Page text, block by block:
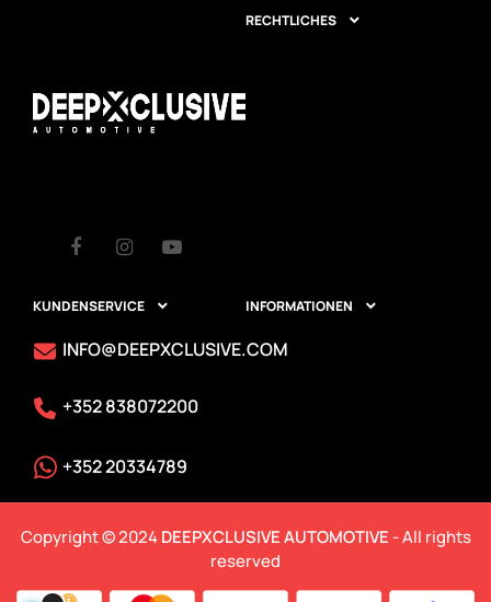
FacebookInstagram
RECHTLICHES 
KUNDENSERVICE  INFORMATIONEN 
INFO@DEEPXCLUSIVE.COM
+352 838072200
+352 20334789
Copyright © 2024DEEPXCLUSIVE AUTOMOTIVE - All rights
reserved